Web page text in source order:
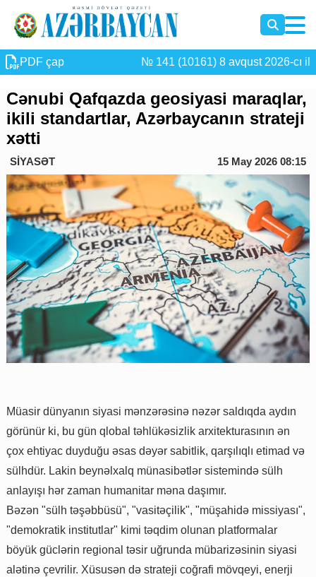
PDF çap № 141 (10161) 8 avqust 2026-cı il
Cənubi Qafqazda geosiyasi maraqlar,
ikili standartlar, Azərbaycanın strateji
xətti
SİYASƏT 15 May 2026 08:15
Müasir dünyanın siyasi mənzərəsinə nəzər saldıqda aydın
görünür ki, bu gün qlobal təhlükəsizlik arxitekturasının ən
çox ehtiyac duyduğu əsas dəyər sabitlik, qarşılıqlı etimad və
sülhdür. Lakin beynəlxalq münasibətlər sistemində sülh
anlayışı hər zaman humanitar məna daşımır.
Bəzən "sülh təşəbbüsü", "vasitəçilik", "müşahidə missiyası",
"demokratik institutlar" kimi təqdim olunan platformalar
böyük güclərin regional təsir uğrunda mübarizəsinin siyasi
alətinə çevrilir. Xüsusən də strateji coğrafi mövqeyi, enerji